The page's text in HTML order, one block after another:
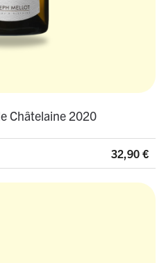
Châtelaine 2020
32,90 €